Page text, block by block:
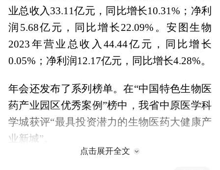
业总收入33.11亿元，同比增长10.31%；净利
润5.68亿元，同比增长22.09%。安图生物
2023年营业总收入44.44亿元，同比增长
0.05%；净利润12.17亿元，同比增长4.28%。
年会还发布了系列榜单。在“中国特色生物医
药产业园区优秀案例”榜中，我省中原医学科
学城获评“最具投资潜力的生物医药大健康产
业新城”。
点击展开全文